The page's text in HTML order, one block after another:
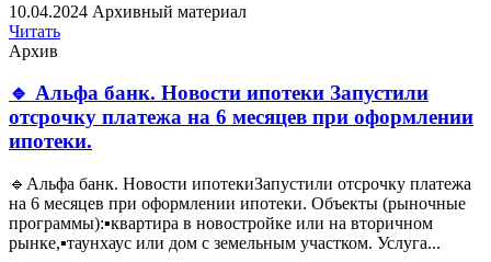
10.04.2024 Архивный материал
Читать
Архив
🔹 Альфа банк. Новости ипотеки Запустили
отсрочку платежа на 6 месяцев при оформлении
ипотеки.
🔹Альфа банк. Новости ипотекиЗапустили отсрочку платежа
на 6 месяцев при оформлении ипотеки. Объекты (рыночные
программы):▪️квартира в новостройке или на вторичном
рынке,▪️таунхаус или дом с земельным участком. Услуга...